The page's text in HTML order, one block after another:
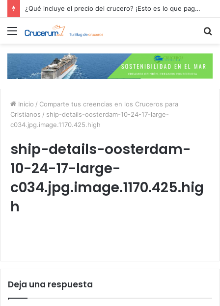
¿Qué incluye el precio del crucero? ¡Esto es lo que pagas por tu aventura en alta mar!
Menú
Inicio / Comparte tus creencias en los Cruceros para
Cristianos / ship-details-oosterdam-10-24-17-large-
c034.jpg.image.1170.425.high
ship-details-oosterdam-
10-24-17-large-
c034.jpg.image.1170.425.hig
h
Deja una respuesta